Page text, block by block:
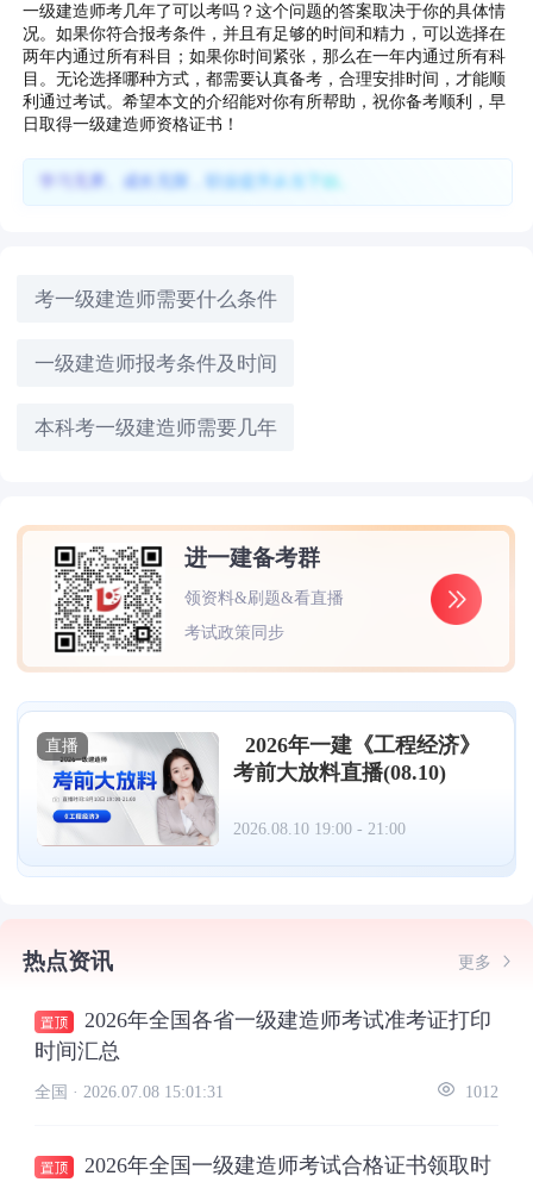
一级建造师考几年了可以考吗？这个问题的答案取决于你的具体情
况。如果你符合报考条件，并且有足够的时间和精力，可以选择在
两年内通过所有科目；如果你时间紧张，那么在一年内通过所有科
目。无论选择哪种方式，都需要认真备考，合理安排时间，才能顺
利通过考试。希望本文的介绍能对你有所帮助，祝你备考顺利，早
日取得一级建造师资格证书！
学习无界、成长无限，职业提升从当下始。
考一级建造师需要什么条件
一级建造师报考条件及时间
本科考一级建造师需要几年
进一建备考群
领资料&刷题&看直播
考试政策同步
直播
2026年一建《工程经济》
考前大放料直播(08.10)
2026.08.10 19:00 - 21:00
热点资讯 更多
2026年全国各省一级建造师考试准考证打印
时间汇总
全国 · 2026.07.08 15:01:31 1012
2026年全国一级建造师考试合格证书领取时